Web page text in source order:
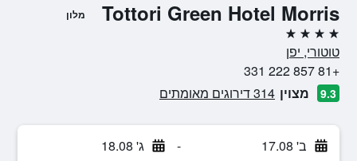
Tottori Green Hotel Morris מלון
4 כוכבים
טוטורי, יפן
+81 857 222 331
9.3 מצוין 314 דירוגים מאומתים
ב' 17.08 - ג' 18.08